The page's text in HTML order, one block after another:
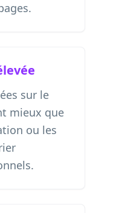
sur le
mieux que
ou les